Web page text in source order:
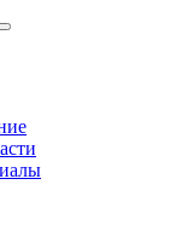
Toggle